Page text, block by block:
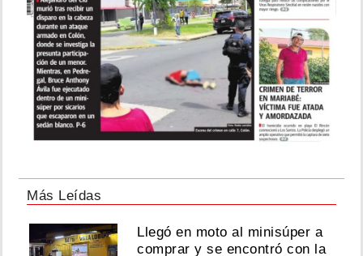
Más Leídas
Llegó en moto al minisúper a
comprar y se encontró con la